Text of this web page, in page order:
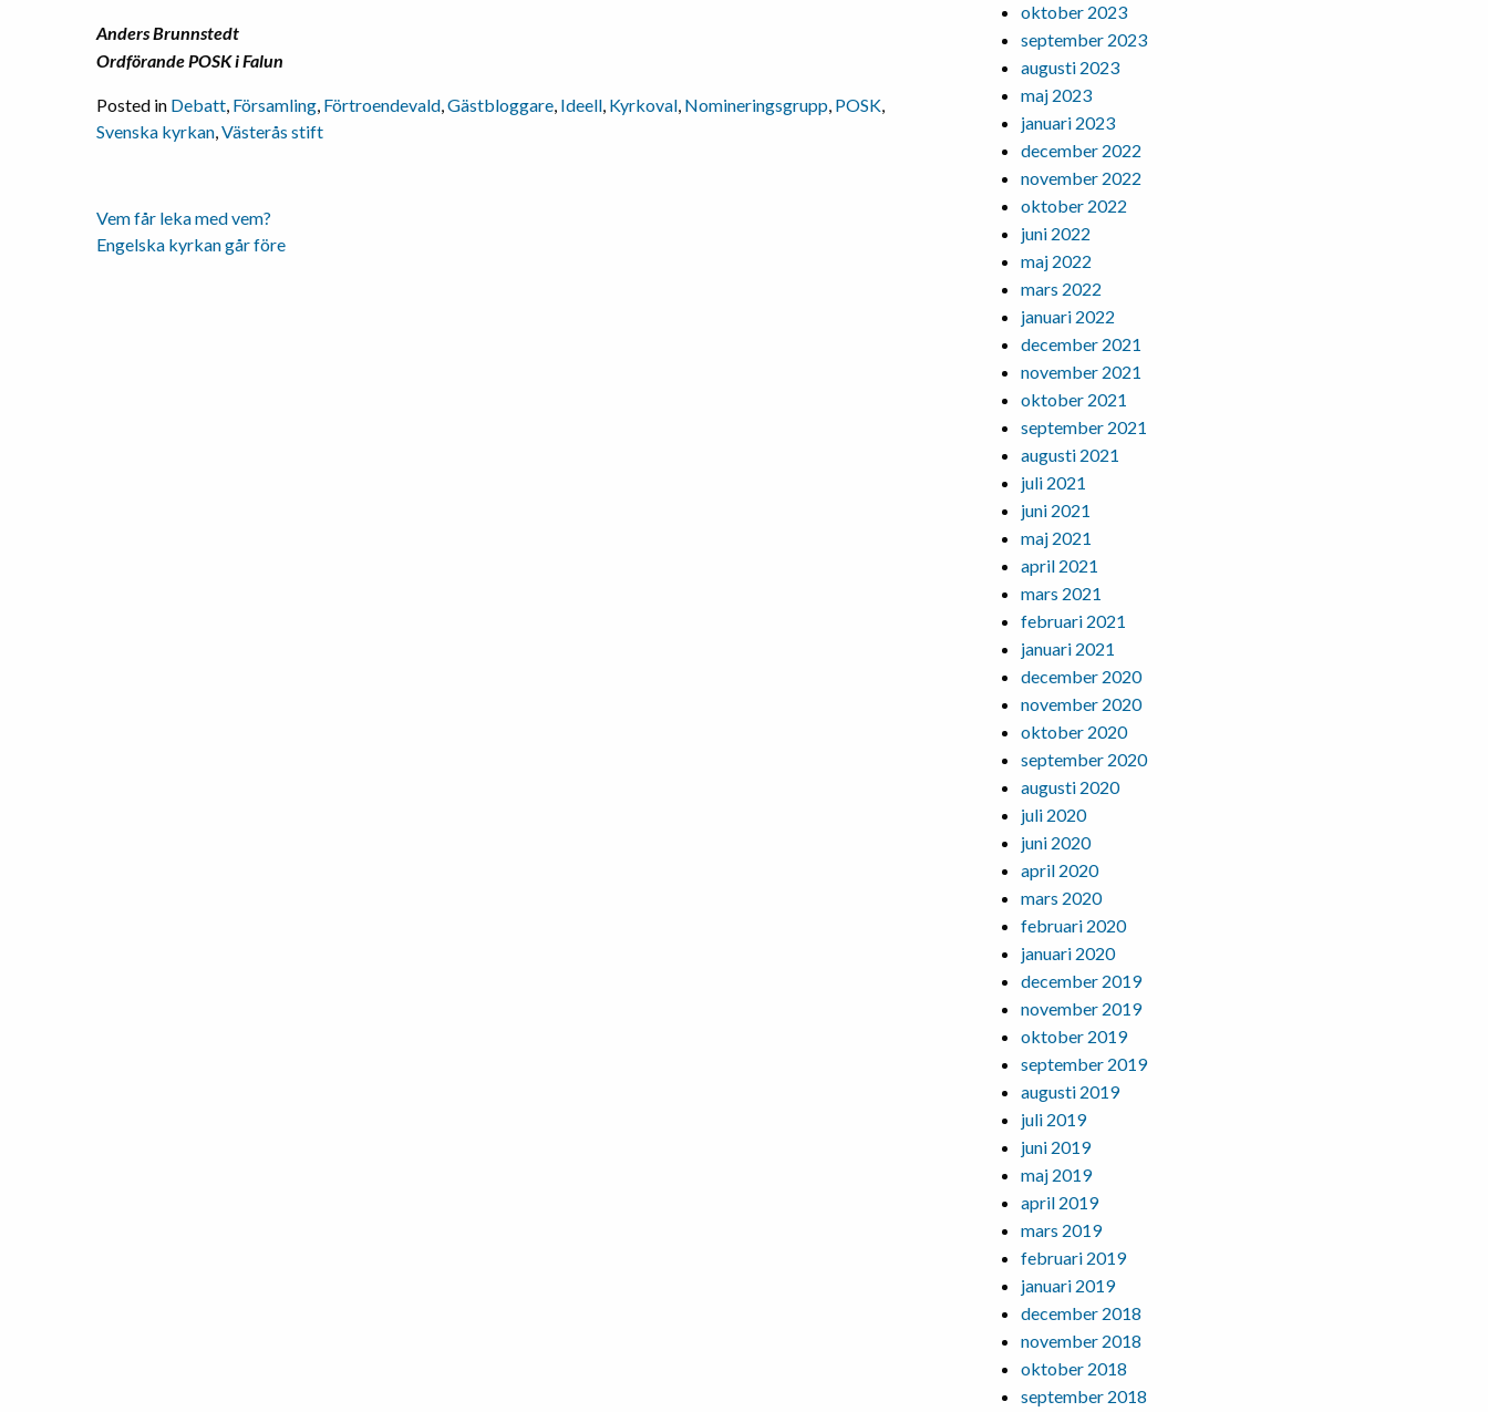
Anders Brunnstedt
Ordförande POSK i Falun
Posted in Debatt, Församling, Förtroendevald,Gästbloggare, Ideell, Kyrkoval, Nomineringsgrupp, POSK,
Svenska kyrkan,Västerås stift
Inläggsnavigering
Vem får leka med vem?
Engelska kyrkan går före
oktober 2023
september 2023
augusti 2023
maj 2023
januari 2023
december 2022
november 2022
oktober 2022
juni 2022
maj 2022
mars 2022
januari 2022
december 2021
november 2021
oktober 2021
september 2021
augusti 2021
juli 2021
juni 2021
maj 2021
april 2021
mars 2021
februari 2021
januari 2021
december 2020
november 2020
oktober 2020
september 2020
augusti 2020
juli 2020
juni 2020
april 2020
mars 2020
februari 2020
januari 2020
december 2019
november 2019
oktober 2019
september 2019
augusti 2019
juli 2019
juni 2019
maj 2019
april 2019
mars 2019
februari 2019
januari 2019
december 2018
november 2018
oktober 2018
september 2018